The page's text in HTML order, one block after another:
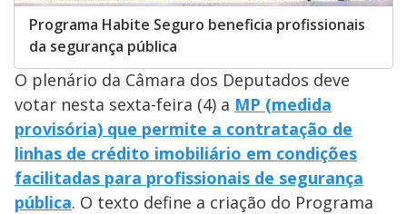
Programa Habite Seguro beneficia profissionais
da segurança pública
O plenário da Câmara dos Deputados deve
votar nesta sexta-feira (4) a MP (medida
provisória) que permite a contratação de
linhas de crédito imobiliário em condições
facilitadas para profissionais de segurança
pública. O texto define a criação do Programa